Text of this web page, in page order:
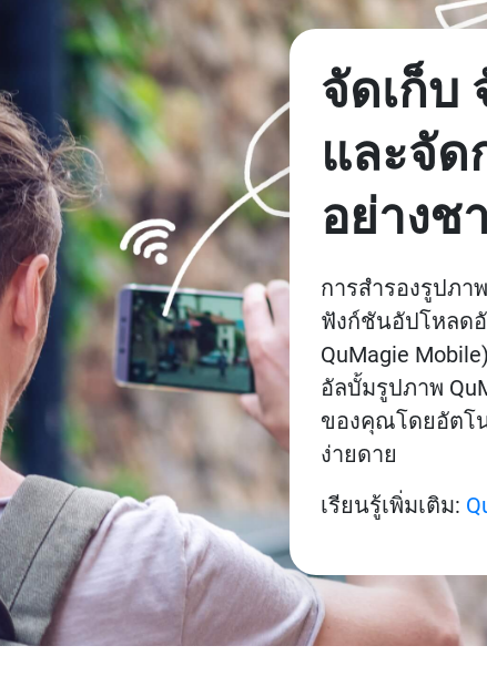
จัดเก็บ
และจั
อย่าง
การสำรองรูปภา
ฟังก์ชันอัปโหลด
QuMagie
อัลบั้มรูปภาพ
ของคุณโดยอัตโ
ง่ายดาย
เรียนรู้เพิ่มเติม: